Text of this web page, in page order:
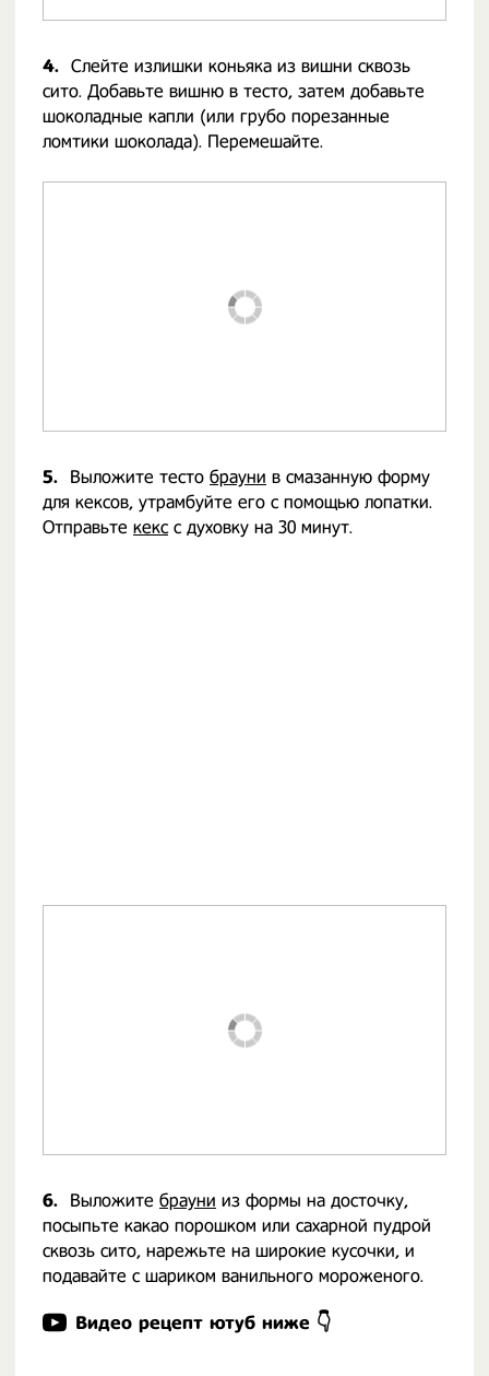
4. Слейте излишки коньяка из вишни сквозь
сито. Добавьте вишню в тесто, затем добавьте
шоколадные капли (или грубо порезанные
ломтики шоколада). Перемешайте.
5. Выложите тесто брауни в смазанную форму
для кексов, утрамбуйте его с помощью лопатки.
Отправьте кекс с духовку на 30 минут.
6. Выложите брауни из формы на досточку,
посыпьте какао порошком или сахарной пудрой
сквозь сито, нарежьте на широкие кусочки, и
подавайте с шариком ванильного мороженого.
Видео рецепт ютуб ниже 👇